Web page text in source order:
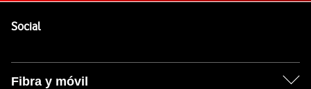
SocialEnlaces a las redes sociales de Vodafone
Fibra y móvil